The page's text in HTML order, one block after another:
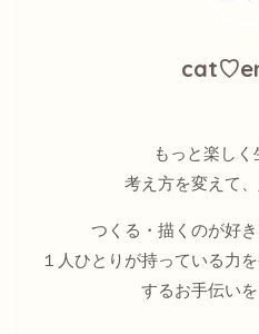
もっと楽しく
考え方を変えて、
つくる・描くのが好
１人ひとりが持っている力
するお手伝いを